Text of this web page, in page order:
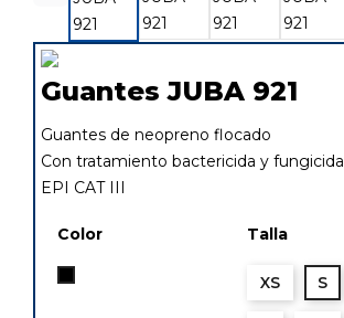
Guantes JUBA 921
Guantes de neopreno flocado
Con tratamiento bactericida y fungicida
EPI CAT III
Color
Negro
Talla
XS S